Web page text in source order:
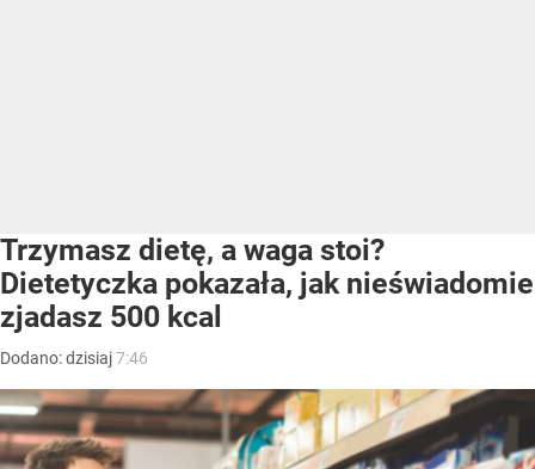
Trzymasz dietę, a waga stoi?
Dietetyczka pokazała, jak nieświadomie
zjadasz 500 kcal
Dodano:dzisiaj7:46